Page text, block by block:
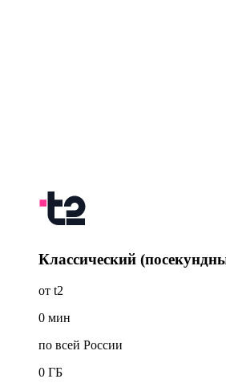
Классический
от t2
0 мин
по всей России
0 ГБ